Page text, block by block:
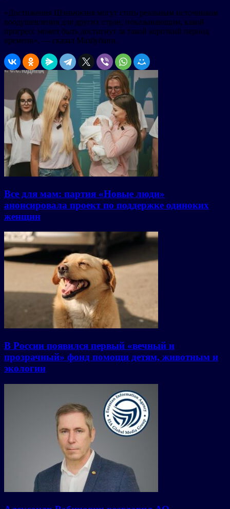
«Достижения Шэньчжэня могут стать реальным источником
воодушевления для других стран, показывающим, какой
прогресс может быть достигнут за такой короткий период
времени», — сказал Махбубани.
Все для мам: партия «Новые люди»
анонсировала проект по поддержке одиноких
женщин
В России появился первый «вечный и
прозрачный» фонд помощи детям, животным и
экологии